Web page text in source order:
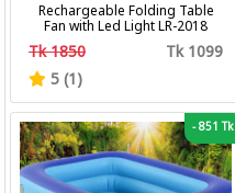
Rechargeable Folding Table
Fan with Led Light LR-2018
Tk 1850
Tk 1099
5 (1)
-851 Tk